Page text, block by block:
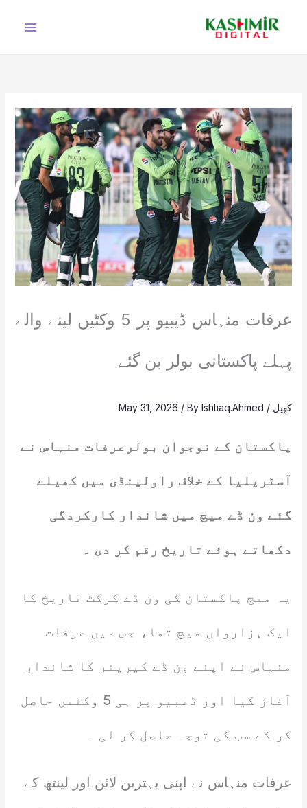
عرفات منہاس ڈیبیو پر 5 وکٹیں لینے والے
پہلے پاکستانی بولر بن گئے
کھیل /
May 31, 2026 / ByIshtiaq.Ahmed
پاکستان کے نوجوان بولرعرفات منہاس نے
آسٹریلیا کے خلاف راولپنڈی میں کھیلے
گئے ون ڈے میچ میں شاندار کارکردگی
دکھاتے ہوئے تاریخ رقم کر دی ۔
یہ میچ پاکستان کی ون ڈے کرکٹ تاریخ کا
ایک ہزارواں میچ تھا، جس میں عرفات
منہاس نے اپنے ون ڈے کیریئر کا شاندار
آغاز کیا اور ڈیبیو پر ہی 5 وکٹیں حاصل
کر کے سب کی توجہ حاصل کر لی ۔
عرفات منہاس نے اپنی بہترین لائن اور لینتھ کے